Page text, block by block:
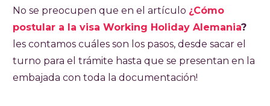
No se preocupen que en el artículo ¿Cómo
postular a la visa Working Holiday Alemania?
les contamos cuáles son los pasos, desde sacar el
turno para el trámite hasta que se presentan en la
embajada con toda la documentación!